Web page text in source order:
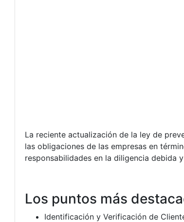
La reciente actualización de la ley de
las obligaciones de las empresas en
responsabilidades en la diligencia debida
Los puntos más
Identificación y Verificación de